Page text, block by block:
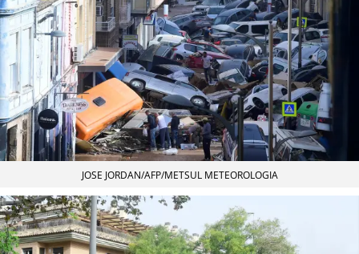
JOSE JORDAN/AFP/METSUL METEOROLOGIA